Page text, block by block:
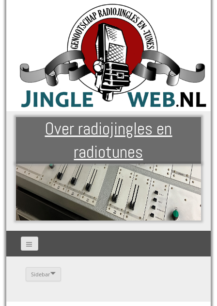
Over radiojingles en
radiotunes
Sidebar